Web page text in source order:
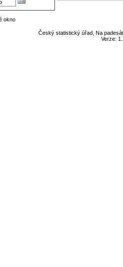
Český statistický úřad, Na
Verze: